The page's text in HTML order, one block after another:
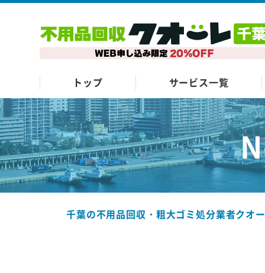
トップ サービス一覧
千葉の不用品回収・粗大ゴミ処分業者クオ